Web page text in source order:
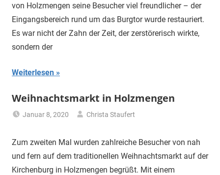
von Holzmengen seine Besucher viel freundlicher – der
Eingangsbereich rund um das Burgtor wurde restauriert.
Es war nicht der Zahn der Zeit, der zerstörerisch wirkte,
sondern der
Weiterlesen
Weihnachtsmarkt in Holzmengen
Januar 8, 2020
Christa Staufert
Zum zweiten Mal wurden zahlreiche Besucher von nah
und fern auf dem traditionellen Weihnachtsmarkt auf der
Kirchenburg in Holzmengen begrüßt. Mit einem